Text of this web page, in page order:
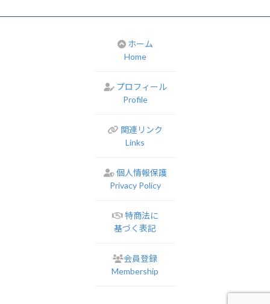
ホーム
Home
プロフィール
Profile
関連リンク
Links
個人情報保護
Privacy Policy
特商法に
基づく表記
会員登録
Membership